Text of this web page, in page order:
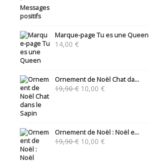
Marque-page Tu es une Queen
14,00 €
Ornement de Noël Chat da...
19,90€ Le
10,00 €Le
Ornement de Noël : Noël e...
19,90€ Le
10,00 €Le